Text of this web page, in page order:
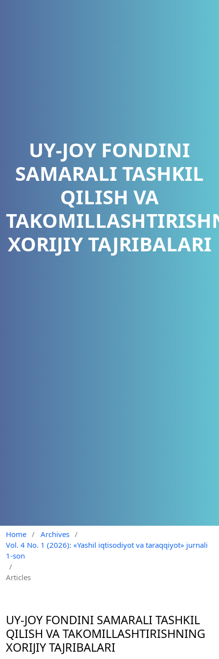
UY-JOY FONDINI
SAMARALI TASHKIL
QILISH VA
XORIJIY TAJRIBALARI
Home / Archives /
Vol. 4 No. 1 (2026): «Yashil iqtisodiyot va taraqqiyot» jurnali
1-son
/
Articles
UY-JOY FONDINI SAMARALI TASHKIL
QILISH VA TAKOMILLASHTIRISHNING
XORIJIY TAJRIBALARI